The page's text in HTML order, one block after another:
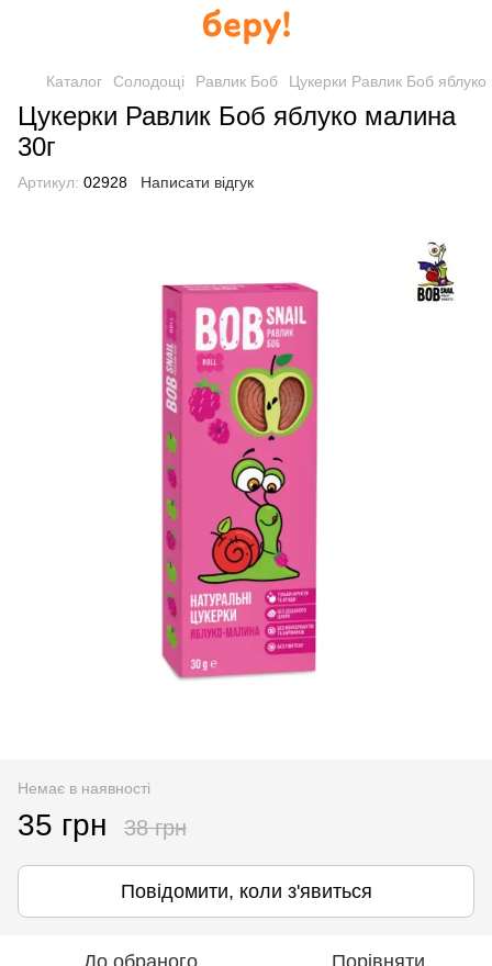
Каталог Солодощі Равлик Боб Цукерки Равлик Боб
Цукерки Равлик Боб яблуко малина
30г
Артикул: 02928 Написати відгук
Немає в наявності
35 грн 38 грн
Повідомити, коли з'явиться
До обраного Порівняти